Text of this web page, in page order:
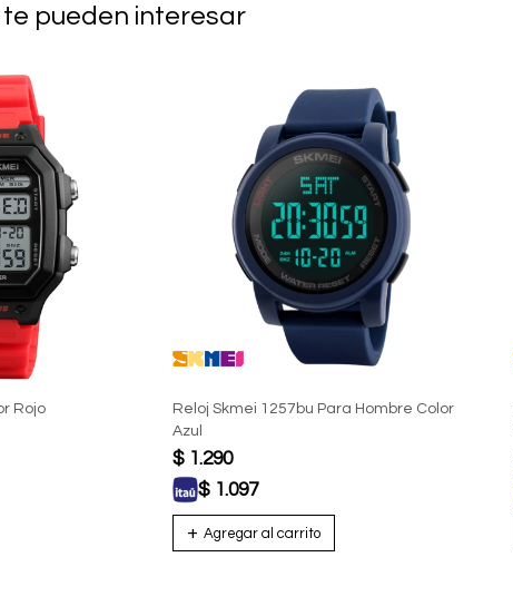
pueden interesar
Rojo
Reloj Skmei 1257bu Para Hombre Color
Azul
$ 1.290
$ 1.097